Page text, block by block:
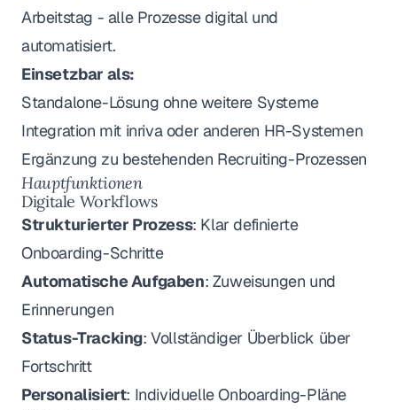
Arbeitstag - alle Prozesse digital und
automatisiert.
Einsetzbar als:
Standalone-Lösung ohne weitere Systeme
Integration mit inriva oder anderen HR-Systemen
Ergänzung zu bestehenden Recruiting-Prozessen
Hauptfunktionen
Digitale Workflows
Strukturierter Prozess: Klar definierte
Onboarding-Schritte
Automatische Aufgaben: Zuweisungen und
Erinnerungen
Status-Tracking: Vollständiger Überblick über
Fortschritt
Personalisiert: Individuelle Onboarding-Pläne